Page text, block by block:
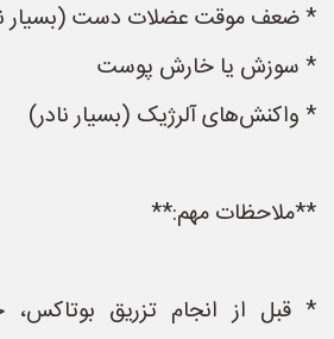
* ضعف موقت عضلات دست (بسیار
* سوزش یا خارش پوست
* واکنش‌های آلرژیک (بسیار نادر)
**ملاحظات مهم:**
* قبل از انجام تزریق